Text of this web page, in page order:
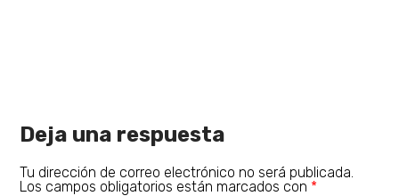
Deja una respuesta
Tu dirección de correo electrónico no será publicada.
Los campos obligatorios están marcados con *